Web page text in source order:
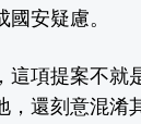
安疑慮。
這項提案不就
，還刻意混淆